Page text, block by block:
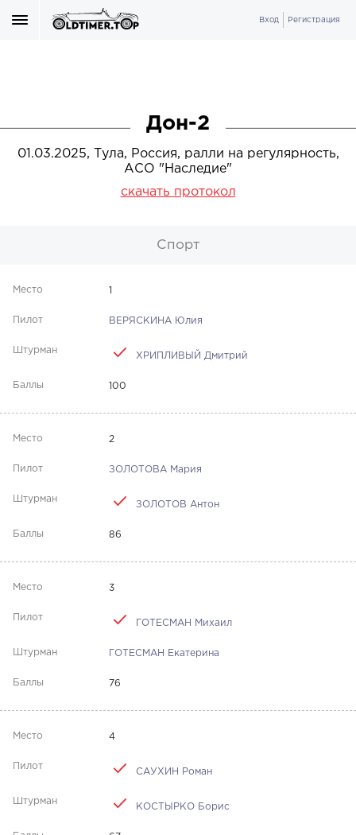
Вход Регистрация
Дон-2
01.03.2025, Тула, Россия, ралли на регулярность,
АСО "Наследие"
скачать протокол
Спорт
1
ВЕРЯСКИНА Юлия
ХРИПЛИВЫЙ Дмитрий
100
2
ЗОЛОТОВА Мария
ЗОЛОТОВ Антон
86
3
ГОТЕСМАН Михаил
ГОТЕСМАН Екатерина
76
4
САУХИН Роман
КОСТЫРКО Борис